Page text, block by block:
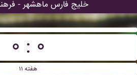
خليج فارس ماهشهر -
۰ : ۰
هفته ۱۱